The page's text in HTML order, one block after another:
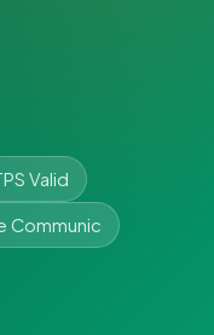
Valid
Communic